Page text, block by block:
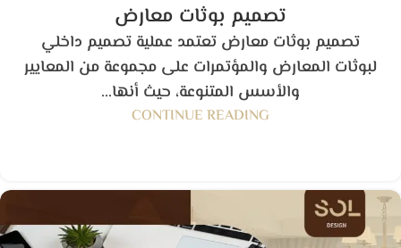
تصميم بوثات معارض
تصميم بوثات معارض تعتمد عملية تصميم داخلي
لبوثات المعارض والمؤتمرات على مجموعة من المعايير
والأسس المتنوعة، حيث أنها...
CONTINUE READING